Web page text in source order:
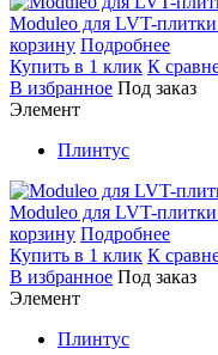
Moduleo для LVT-
корзину Подробнее
Купить в 1 клик К
В избранное Под заказ
Элемент
Плинтус
Moduleo для LVT-
корзину Подробнее
Купить в 1 клик К
В избранное Под заказ
Элемент
Плинтус